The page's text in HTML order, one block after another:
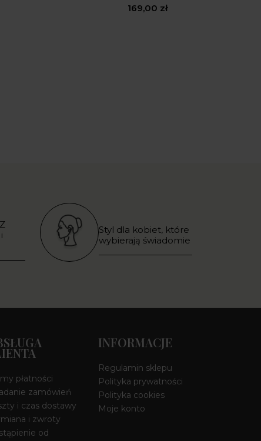
169,00 zł
Styl dla kobiet, które
wybierają świadomie
płatności
zamówień
i czas dostawy
i zwroty
od
INFORMACJE
Regulamin sklepu
Polityka prywatności
Polityka cookies
Moje konto